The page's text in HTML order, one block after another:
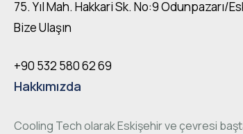
75. Yıl Mah. Hakkari Sk. No:9 Odunpazarı/
Bize Ulaşın
+90 532 580 62 69
Hakkımızda
Cooling Tech olarak Eskişehir ve çevresi